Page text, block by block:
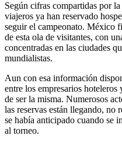
Según cifras compartidas por
viajeros ya han reservado
seguir el campeonato. México
de esta ola de visitantes, con
concentradas en las ciudades
mundialistas.
Aun con esa información
entre los empresarios
de ser la misma. Numerosos
las reservas están llegando, no
se había anticipado cuando se
al torneo.